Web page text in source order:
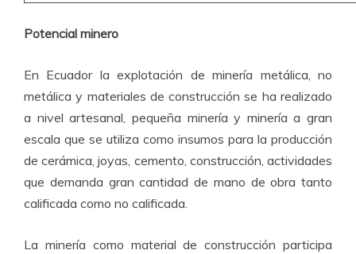
Potencial minero
En Ecuador la explotación de minería metálica, no
metálica y materiales de construcción se ha realizado
a nivel artesanal, pequeña minería y minería a gran
escala que se utiliza como insumos para la producción
de cerámica, joyas, cemento, construcción, actividades
que demanda gran cantidad de mano de obra tanto
calificada como no calificada.
La minería como material de construcción participa